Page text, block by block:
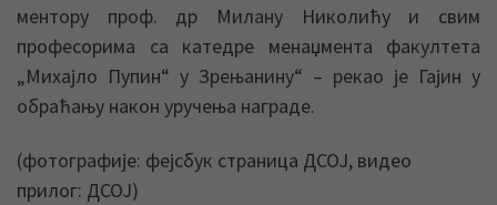
ментору проф. др Милану Николићу и свим
професорима са катедре менаџмента факултета
„Михајло Пупин“ у Зрењанину“ – рекао је Гајин у
обраћању након уручења награде.
(фотографије: фејсбук страница ДСОЈ, видео
прилог: ДСОЈ)